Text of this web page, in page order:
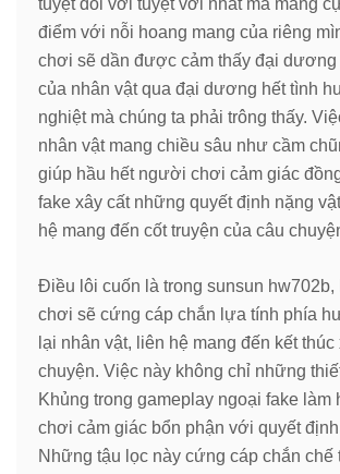
tuyệt đối với tuyệt vời nhất mà mang
điểm với nỗi hoang mang của riêng
chơi sẽ dần được cảm thấy đại dương
của nhân vật qua đại dương hết tình
nghiệt mà chúng ta phải trông thấy.
nhân vật mang chiều sâu như cầm
giúp hầu hết người chơi cảm giác
fake xây cất những quyết định nặng
hệ mang đến cốt truyện của câu
Điều lôi cuốn là trong sunsun
chơi sẽ cứng cáp chắn lựa tính phía
lại nhân vật, liên hệ mang đến kết
chuyện. Việc này không chỉ những
Khủng trong gameplay ngoại fake làm
chơi cảm giác bổn phận với quyết
Những tậu lọc này cứng cáp chắn chế